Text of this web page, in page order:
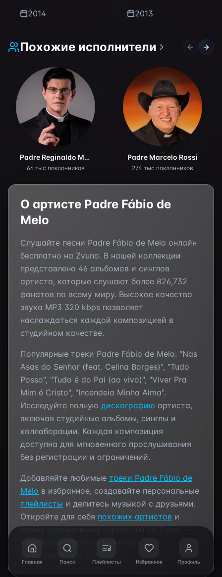
2014 2013
Похожие исполнители Previous
Padre Reginaldo Manzotti
66 тыс поклонников
Padre Marcelo Rossi
274 тыс поклонников
О артисте Padre Fábio de
Melo
Слушайте песни Padre Fábio de Melo онлайн
бесплатно на Zvuno. В нашей коллекции
представлено 46 альбомов и синглов
артиста, которые слушают более 826,732
фанатов по всему миру. Высокое качество
звука MP3 320 kbps позволяет
наслаждаться каждой композицией в
студийном качестве.
Популярные треки Padre Fábio de Melo: "Nas
Asas do Senhor (feat. Celina Borges)", "Tudo
Posso", "Tudo é do Pai (ao vivo)", "Viver Pra
Mim é Cristo", "Incendeia Minha Alma".
Исследуйте полную дискографию артиста,
включая студийные альбомы, синглы и
коллаборации. Каждая композиция
доступна для мгновенного прослушивания
без регистрации и ограничений.
Добавляйте любимые треки Padre Fábio de
Melo в избранное, создавайте персональные
плейлисты и делитесь музыкой с друзьями.
Откройте для себя похожих артистов и
новые музыкальные горизонты на Zvuno —
вашей платформе для онлайн-
прослушивания музыки.
Главная Поиск Плейлисты Избранное Профиль